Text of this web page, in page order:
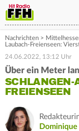
Nachrichten >
Laubach-Freienseen:
24.06.2022, 13:12 Uhr
Über ein Meter
FREIENSEEN